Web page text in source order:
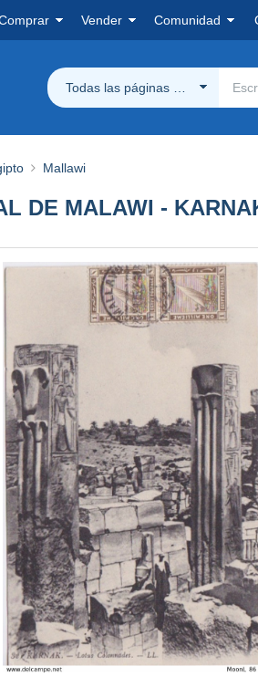
Vender Comunidad
Todas las páginas Delcampe
Mallawi
DE MALAWI -